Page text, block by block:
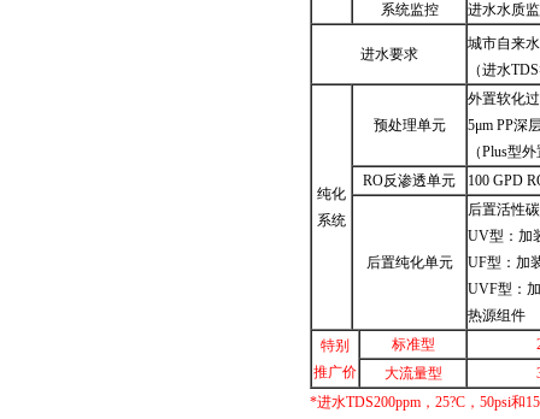
系统监控
进水水质
进水要求
城市自来
（进水
纯化
系统
预处理单元
外置软化
5μm PP深
（Plus型
RO反渗透单元
100 GPD
后置纯化单元
后置活性
UV型：加
UF型：加
UVF型：
热源组件
特别
推广价
标准型
大流量型
*进水TDS200ppm，25?C，50psi